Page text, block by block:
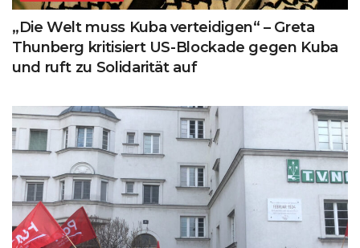
„Die Welt muss Kuba verteidigen“ – Greta
Thunberg kritisiert US-Blockade gegen Kuba
und ruft zu Solidarität auf